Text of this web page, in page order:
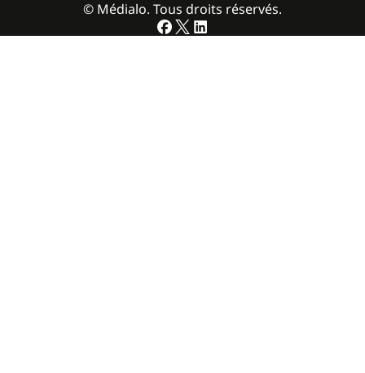
© Médialo. Tous droits réservés.